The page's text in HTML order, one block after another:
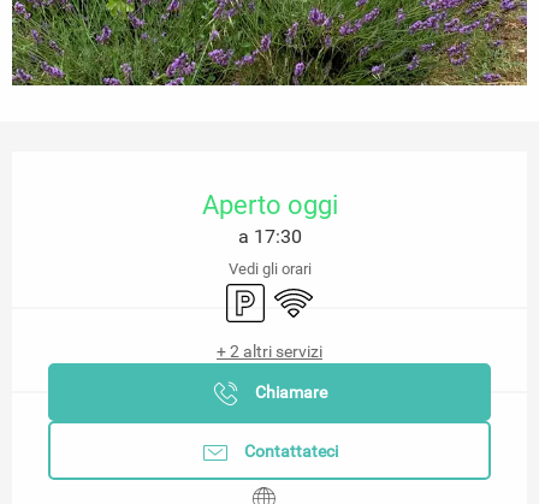
Aperto oggi
a 17:30
Vedi gli orari
Parcheggio
Wi-Fi
+ 2 altri servizi
Chiamare
Contattateci